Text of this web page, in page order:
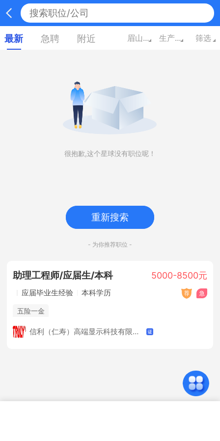
最新 急聘 附近 眉山四川 生产/营运/采购/物流 筛选
很抱歉,这个星球没有职位呢！
重新搜索
- 为你推荐职位 -
助理工程师/应届生/本科 5000-8500元
应届毕业生经验 本科学历
五险一金
信利（仁寿）高端显示科技有限公司